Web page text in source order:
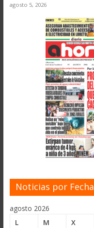
agosto 5, 2026
Noticias por Fecha
agosto 2026
L
M X